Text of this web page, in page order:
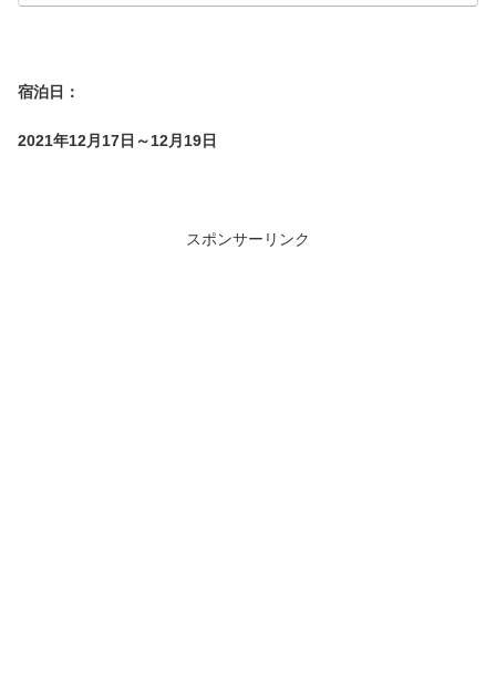
宿泊日：
2021年12月17日～12月19日
スポンサーリンク